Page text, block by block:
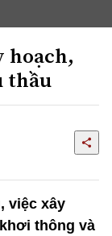
hoạch,
thầu
việc xây
thông và